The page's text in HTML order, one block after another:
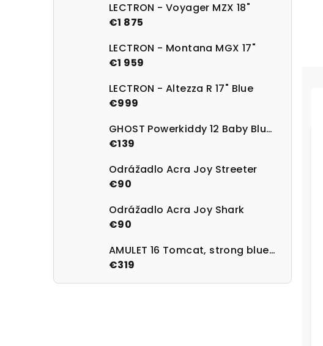
LECTRON - Voyager MZX 18"
€1 875
LECTRON - Montana MGX 17"
€1 959
LECTRON - Altezza R 17" Blue
€999
GHOST Powerkiddy 12 Baby Blue/Magenta Gloss
€139
Odrážadlo Acra Joy Streeter
€90
Odrážadlo Acra Joy Shark
€90
AMULET 16 Tomcat, strong blue/silver
€319